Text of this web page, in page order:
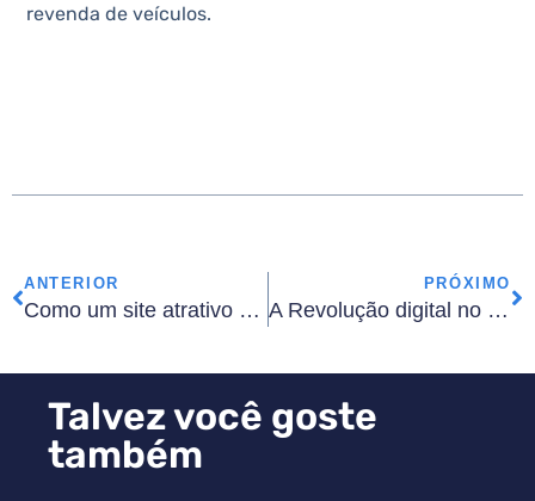
revenda de veículos.
ANTERIOR
Como um site atrativo pode turbinar as vendas da sua revenda de veículos
PRÓXIMO
A Revolução digital no mercado de veículos: Como o Autoconf se destaca no mercado
Talvez você goste
também